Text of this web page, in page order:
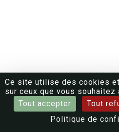
Ce site utilise des cookies
sur ceux que vous souhaitez
Tout accepter
Tout
Politique de